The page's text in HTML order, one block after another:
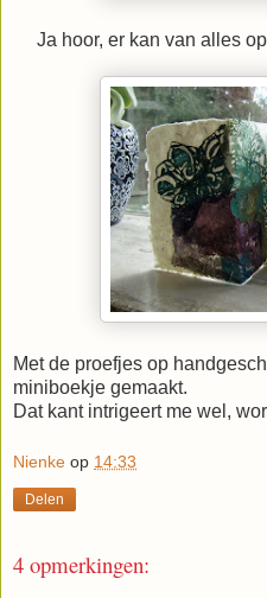
Ja hoor, er kan van alles
Met de proefjes op
miniboekje gemaakt.
Dat kant intrigeert me wel,
Nienke op 14:33
Delen
4 opmerkingen: